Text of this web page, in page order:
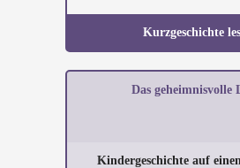
Kurzgeschichte
Das geheimnisvolle
Kindergeschichte auf